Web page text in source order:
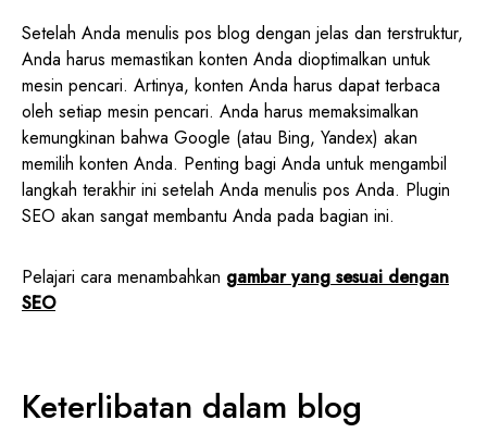
Setelah Anda menulis pos blog dengan jelas dan terstruktur,
Anda harus memastikan konten Anda dioptimalkan untuk
mesin pencari. Artinya, konten Anda harus dapat terbaca
oleh setiap mesin pencari. Anda harus memaksimalkan
kemungkinan bahwa Google (atau Bing, Yandex) akan
memilih konten Anda. Penting bagi Anda untuk mengambil
langkah terakhir ini setelah Anda menulis pos Anda. Plugin
SEO akan sangat membantu Anda pada bagian ini.
Pelajari cara menambahkan gambar yang sesuai dengan
SEO
Keterlibatan dalam blog